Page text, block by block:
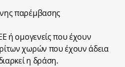
παρέμβασης
ή ομογενείς που έχουν
χωρών που έχουν άδεια
η δράση.